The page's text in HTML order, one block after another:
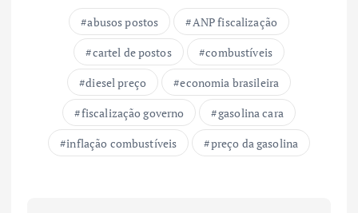
abusos postos
ANP fiscalização
cartel de postos
combustíveis
diesel preço
economia brasileira
fiscalização governo
gasolina cara
inflação combustíveis
preço da gasolina